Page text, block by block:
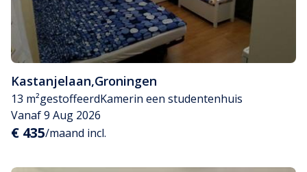
Kastanjelaan,Groningen
13 m²gestoffeerdKamerin een studentenhuis
Vanaf 9 Aug 2026
€ 435/maand incl.